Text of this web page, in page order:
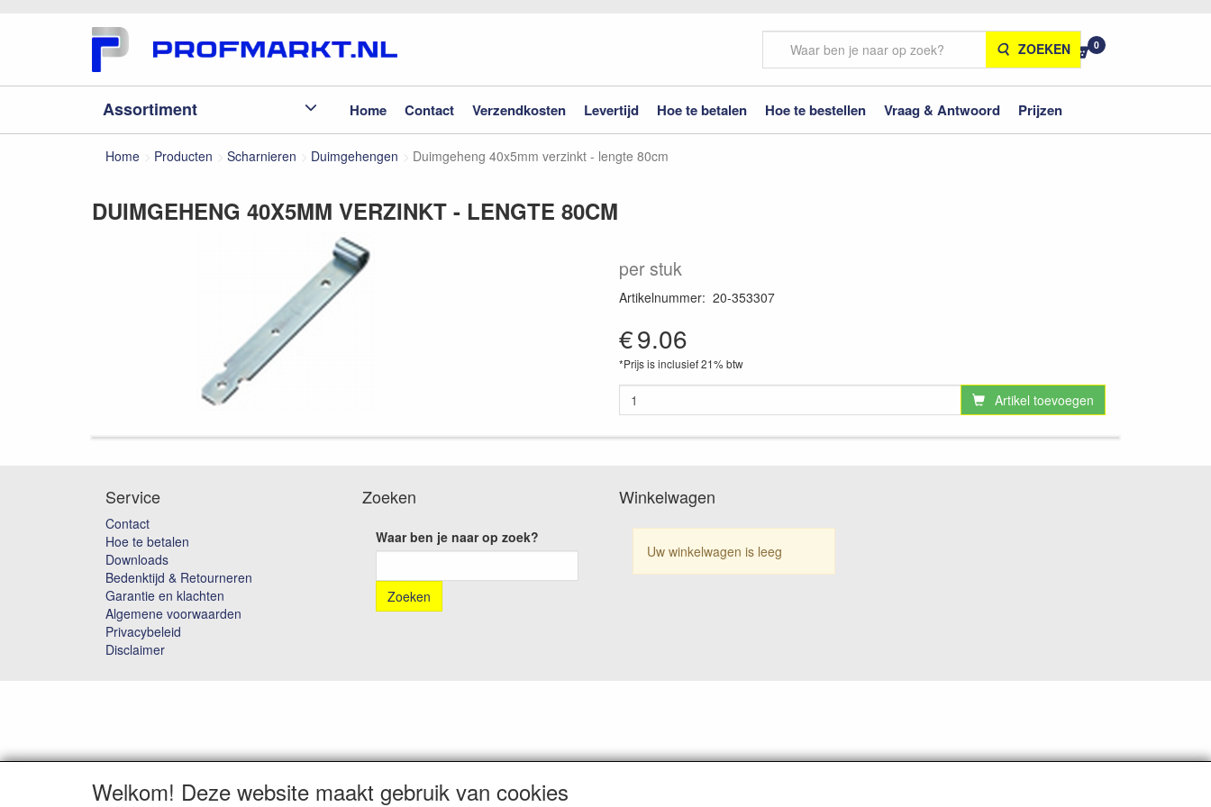
ZOEKEN 0
Assortiment Home Contact Verzendkosten Levertijd Hoe te betalen Hoe te bestellen Vraag & Antwoord Prijzen
Home Producten Scharnieren Duimgehengen Duimgeheng 40x5mm verzinkt - lengte 80cm
DUIMGEHENG 40X5MM VERZINKT - LENGTE 80CM
per stuk
Artikelnummer: 20-353307
€9.06
*Prijs is inclusief 21% btw
Artikel toevoegen
Service
Contact
Hoe te betalen
Downloads
Bedenktijd & Retourneren
Garantie en klachten
Algemene voorwaarden
Privacybeleid
Disclaimer
Zoeken
Waar ben je naar op zoek?
Winkelwagen
Uw winkelwagen is leeg
Welkom! Deze website maakt gebruik van cookies